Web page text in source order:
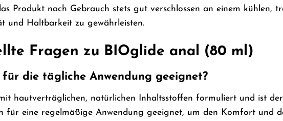
Produkt nach Gebrauch stets gut verschlossen an einem kühlen,
und Haltbarkeit zu gewährleisten.
Fragen zu BIOglide anal (80 ml)
die tägliche Anwendung geeignet?
hautverträglichen, natürlichen Inhaltsstoffen formuliert und ist
für eine regelmäßige Anwendung geeignet, um den Komfort und